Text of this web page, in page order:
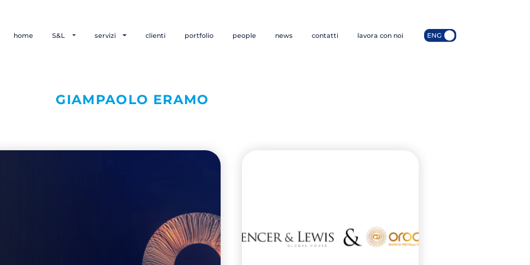
home S&L servizi clienti portfolio people news contatti lavora con noi
GIAMPAOLO ERAMO